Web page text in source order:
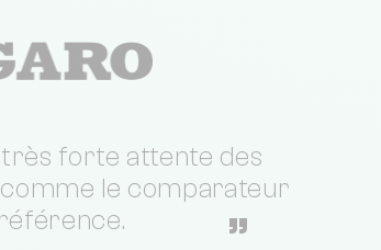
forte attente des
le comparateur
”